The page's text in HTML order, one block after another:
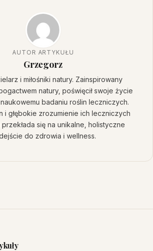
AUTOR ARTYKUŁU
Grzegorz
i miłośniki natury. Zainspirowany
natury, poświęcił swoje życie
badaniu roślin leczniczych.
i głębokie zrozumienie ich leczniczych
przekłada się na unikalne, holistyczne
do zdrowia i wellness.